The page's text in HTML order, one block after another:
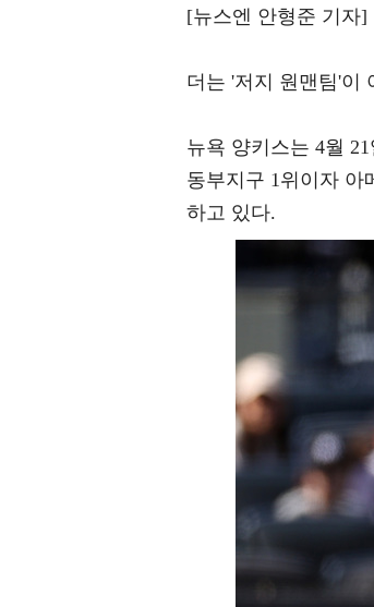
[뉴스엔 안형준 기자]
더는 '저지 원맨팀'이
뉴욕 양키스는 4월
동부지구 1위이자 아
하고 있다.